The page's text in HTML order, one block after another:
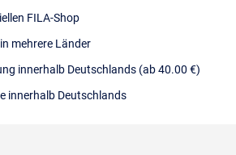
FILA-Shop
mehrere Länder
innerhalb Deutschlands (ab 40.00 €)
innerhalb Deutschlands